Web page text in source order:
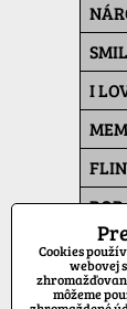
I
THE
PAT
Cookies
webovej
môžeme